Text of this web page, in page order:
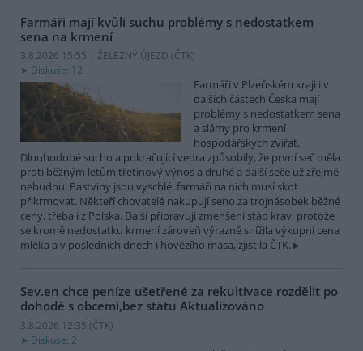
Farmáři mají kvůli suchu problémy s nedostatkem
sena na krmení
3.8.2026 15:55 | ŽELEZNÝ ÚJEZD (ČTK)
Diskuse: 12
Farmáři v Plzeňském kraji i v
dalších částech Česka mají
problémy s nedostatkem sena
a slámy pro krmení
hospodářských zvířat.
Dlouhodobé sucho a pokračující vedra způsobily, že první seč měla
proti běžným letům třetinový výnos a druhé a další seče už zřejmě
nebudou. Pastviny jsou vyschlé, farmáři na nich musí skot
přikrmovat. Někteří chovatelé nakupují seno za trojnásobek běžné
ceny, třeba i z Polska. Další připravují zmenšení stád krav, protože
se kromě nedostatku krmení zároveň výrazně snížila výkupní cena
mléka a v posledních dnech i hovězího masa, zjistila ČTK.
Sev.en chce peníze ušetřené za rekultivace rozdělit po
dohodě s obcemi,bez státu Aktualizováno
3.8.2026 12:35 (ČTK)
Diskuse: 2